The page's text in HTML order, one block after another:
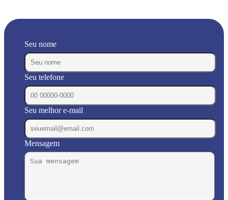
Seu nome
Seu telefone
Seu melhor e-mail
Mensagem